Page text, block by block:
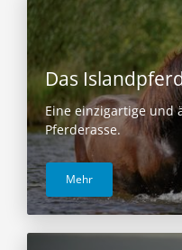
Das Islandpferd
Eine einzigartige und
Pferderasse.
Mehr